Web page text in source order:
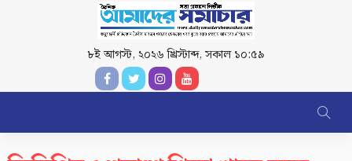
৮ই আগস্ট, ২০২৬ খ্রিস্টাব্দ,সকাল ১০:৫৯